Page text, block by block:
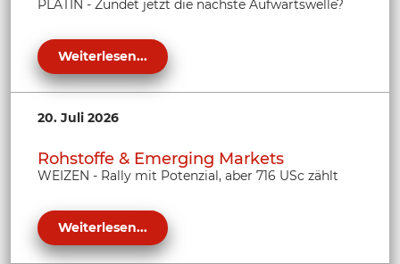
PLATIN - Zündet jetzt die nächste Aufwärtswelle?
Weiterlesen...
20. Juli 2026
Rohstoffe & Emerging Markets
WEIZEN - Rally mit Potenzial, aber 716 USc zählt
Weiterlesen...